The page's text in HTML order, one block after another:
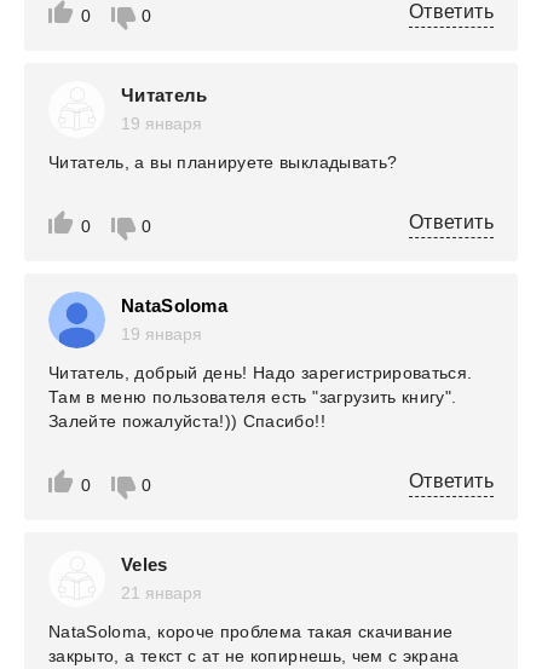
0 0 Ответить
Читатель
19 января
0 0
Читатель, а вы планируете выкладывать?
Ответить
NataSoloma
19 января
0 0
Читатель, добрый день! Надо зарегистрироваться.
Там в меню пользователя есть "загрузить книгу".
Залейте пожалуйста!)) Спасибо!!
Ответить
Veles
21 января
NataSoloma, короче проблема такая скачивание
закрыто, а текст с ат не копирнешь, чем с экрана